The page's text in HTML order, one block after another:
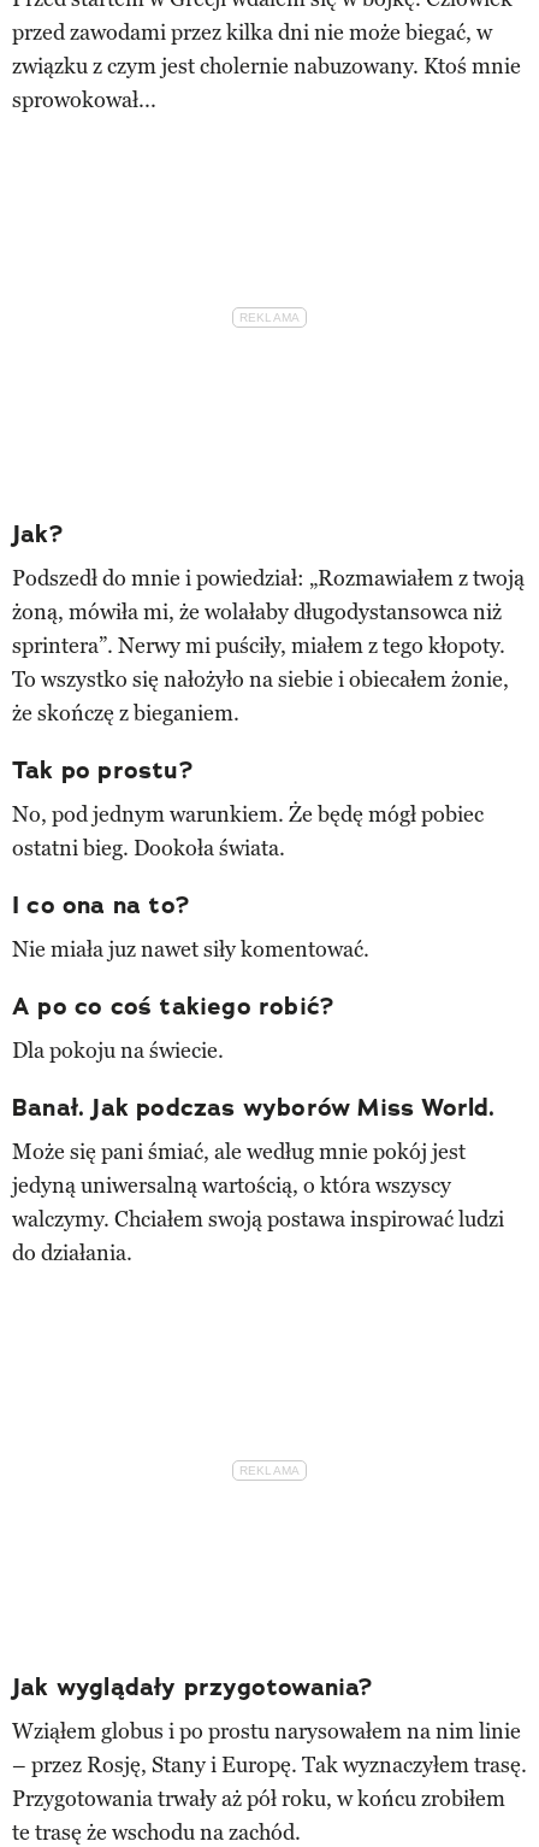
przed zawodami przez kilka dni nie może biegać, w
związku z czym jest cholernie nabuzowany. Ktoś mnie
sprowokował...
Jak?
Podszedł do mnie i powiedział: „Rozmawiałem z twoją
żoną, mówiła mi, że wolałaby długodystansowca niż
sprintera”. Nerwy mi puściły, miałem z tego kłopoty.
To wszystko się nałożyło na siebie i obiecałem żonie,
że skończę z bieganiem.
Tak po prostu?
No, pod jednym warunkiem. Że będę mógł pobiec
ostatni bieg. Dookoła świata.
I co ona na to?
Nie miała juz nawet siły komentować.
A po co coś takiego robić?
Dla pokoju na świecie.
Banał. Jak podczas wyborów Miss World.
Może się pani śmiać, ale według mnie pokój jest
jedyną uniwersalną wartością, o która wszyscy
walczymy. Chciałem swoją postawa inspirować ludzi
do działania.
Jak wyglądały przygotowania?
Wziąłem globus i po prostu narysowałem na nim linie
– przez Rosję, Stany i Europę. Tak wyznaczyłem trasę.
Przygotowania trwały aż pół roku, w końcu zrobiłem
te trasę że wschodu na zachód.